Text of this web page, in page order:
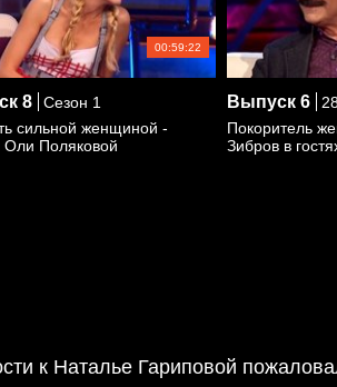
00:59:22
8
Сезон 1
сильной женщиной -
Оли Поляковой
Выпуск 6
Покоритель
Зибров в
к Наталье Гариповой